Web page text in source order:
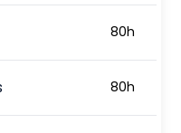
80h
80h